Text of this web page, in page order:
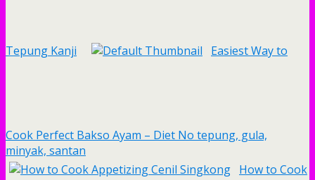
Tepung Kanji Easiest Way to
Cook Perfect Bakso Ayam – Diet No tepung, gula,
minyak, santan
How to Cook